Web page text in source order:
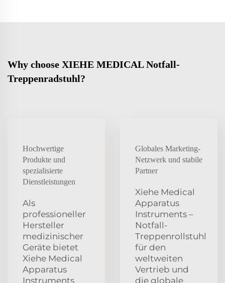
Why choose XIEHE MEDICAL Notfall-
Treppenradstuhl?
Hochwertige
Produkte und
spezialisierte
Dienstleistungen
Als
professioneller
Hersteller
medizinischer
Geräte bietet
Xiehe Medical
Apparatus
Instruments
Globales Marketing-
Netzwerk und stabile
Partner
Xiehe Medical
Apparatus
Instruments –
Notfall-
Treppenrollstuhl
für den
weltweiten
Vertrieb und
die globale